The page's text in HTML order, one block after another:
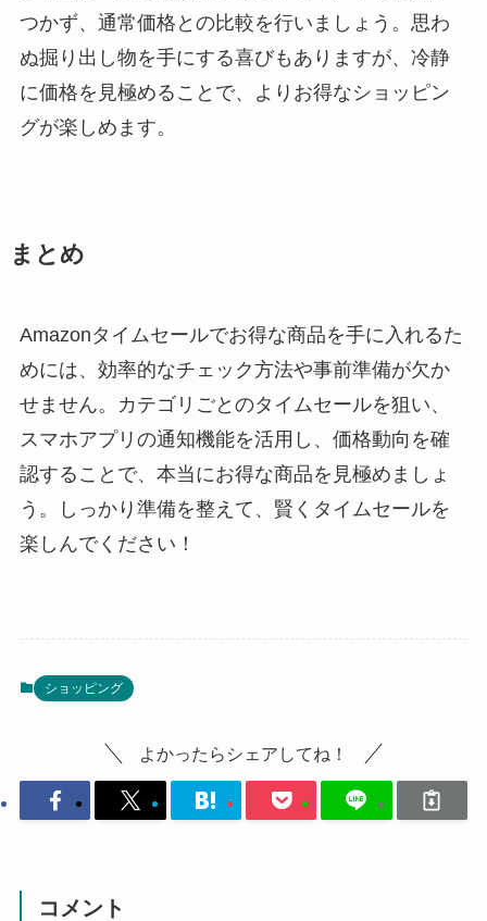
つかず、通常価格との比較を行いましょう。思わ
ぬ掘り出し物を手にする喜びもありますが、冷静
に価格を見極めることで、よりお得なショッピン
グが楽しめます。
まとめ
Amazonタイムセールでお得な商品を手に入れるた
めには、効率的なチェック方法や事前準備が欠か
せません。カテゴリごとのタイムセールを狙い、
スマホアプリの通知機能を活用し、価格動向を確
認することで、本当にお得な商品を見極めましょ
う。しっかり準備を整えて、賢くタイムセールを
楽しんでください！
ショッピング
よかったらシェアしてね！
コメント